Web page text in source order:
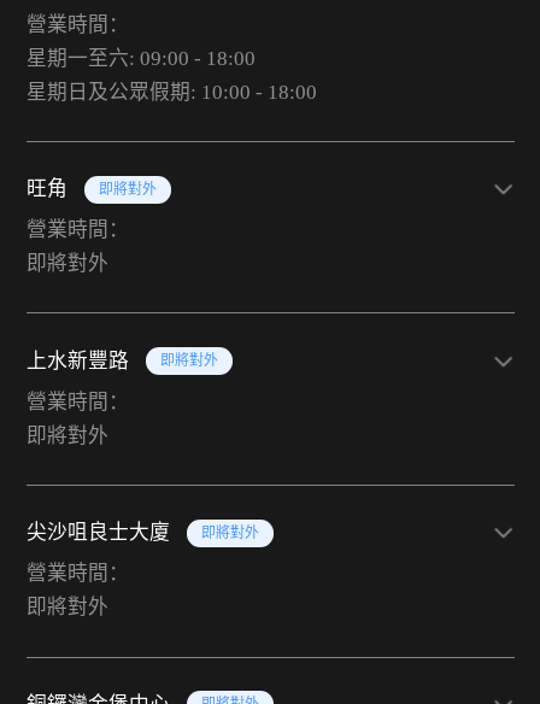
營業時間：
星期一至六: 09:00 - 18:00
星期日及公眾假期: 10:00 - 18:00
旺角 即將對外
營業時間：
即將對外
上水新豐路 即將對外
營業時間：
即將對外
尖沙咀良士大廈 即將對外
營業時間：
即將對外